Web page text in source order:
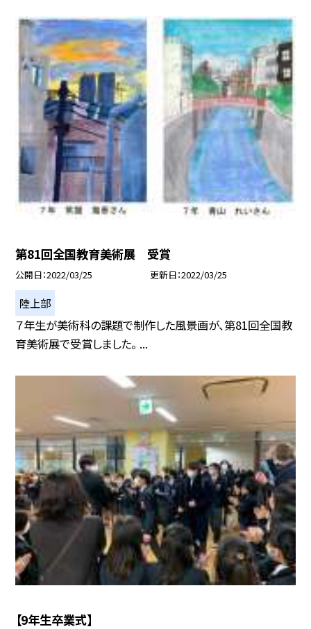
第81回全国教育美術展 受賞
公開日 2022/03/25 更新日 2022/03/25
陸上部
７年生が美術科の課題で制作した風景画が、第81回全国教
育美術展で受賞しました。 ...
【9年生卒業式】